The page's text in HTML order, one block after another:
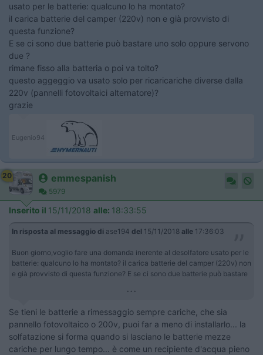
usato per le batterie: qualcuno lo ha montato?
il carica batterie del camper (220v) non e già provvisto di
questa funzione?
E se ci sono due batterie può bastare uno solo oppure servono
due ?
rimane fisso alla batteria o poi va tolto?
questo aggeggio va usato solo per ricaricariche diverse dalla
220v (pannelli fotovoltaici alternatore)?
grazie
Eugenio94
20 emmespanish
5979
Inserito il 15/11/2018 alle: 18:33:55
In risposta al messaggio di ase194 del 15/11/2018 alle 17:36:03
Buon giorno,voglio fare una domanda inerente al desolfatore usato per le
batterie: qualcuno lo ha montato? il carica batterie del camper (220v) non
e già provvisto di questa funzione? E se ci sono due batterie può bastare
...
Se tieni le batterie a rimessaggio sempre cariche, che sia
pannello fotovoltaico o 200v, puoi far a meno di installarlo... la
solfatazione si forma quando si lasciano le batterie mezze
cariche per lungo tempo... è come un recipiente d'acqua pieno